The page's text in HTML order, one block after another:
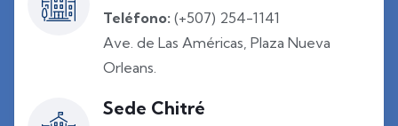
Teléfono: (+507) 254-1141
Ave. de Las Américas, Plaza Nueva
Orleans.
Sede Chitré